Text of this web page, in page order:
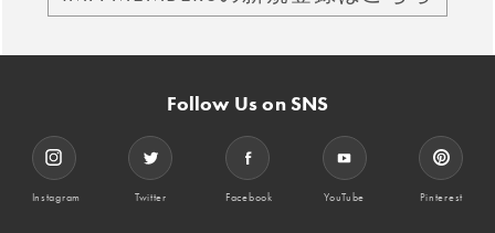
Follow Us on SNS
Instagram Twitter Facebook YouTube Pinterest